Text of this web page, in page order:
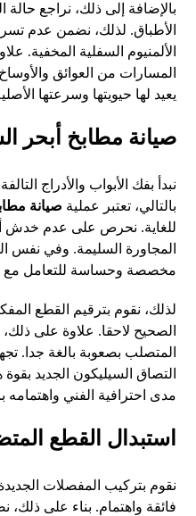
بالإضافة إلى ذلك، نراجع
الأطباق. لذلك، نضمن عدم
الألمنيوم السفلية المخفية.
المسارات من العوائق
يعيد لها حيويتها وسرعتها
صيانة مطابخ أبحر
نبدأ بفك الأبواب والأدراج
بالتالي، تعتبر عملية صيانة
للغاية. نحرص على عدم خدش
المجاورة السليمة. وفي نفس
مخصصة وحساسة للتعامل مع
لذلك، نقوم بترقيم القطع
الصحيح لاحقا. علاوة على ذلك،
المتصلب بصعوبة بالغة جدا.
التصاق السيليكون الجديد
مدى احترافية الفني واهتمامه
استبدال القطع
نقوم بتركيب المفصلات
فائقة واهتمام. بناء على ذلك،